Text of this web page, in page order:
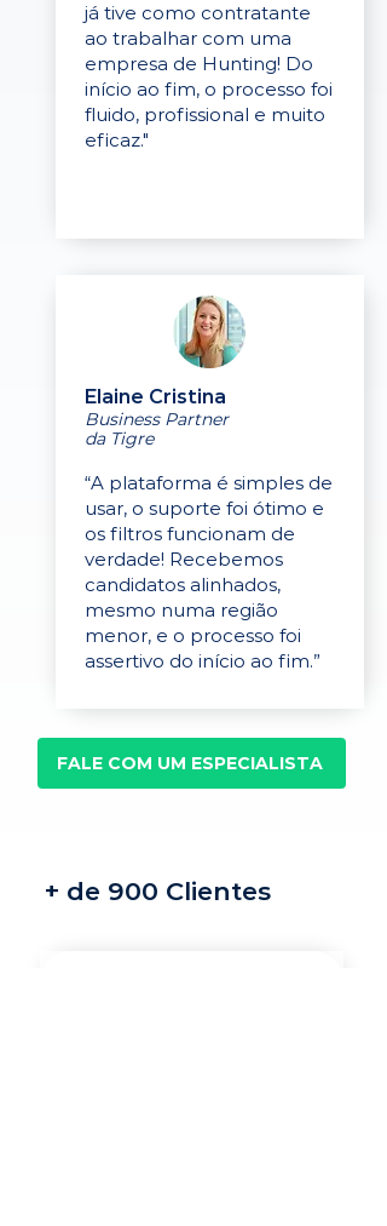
já tive como contratante
ao trabalhar com uma
empresa de Hunting! Do
início ao fim, o processo foi
fluido, profissional e muito
eficaz."
Elaine Cristina
Business Partner
da Tigre
“A plataforma é simples de
usar, o suporte foi ótimo e
os filtros funcionam de
verdade! Recebemos
candidatos alinhados,
mesmo numa região
menor, e o processo foi
assertivo do início ao fim.”
FALE COM UM ESPECIALISTA
+ de 900 Clientes